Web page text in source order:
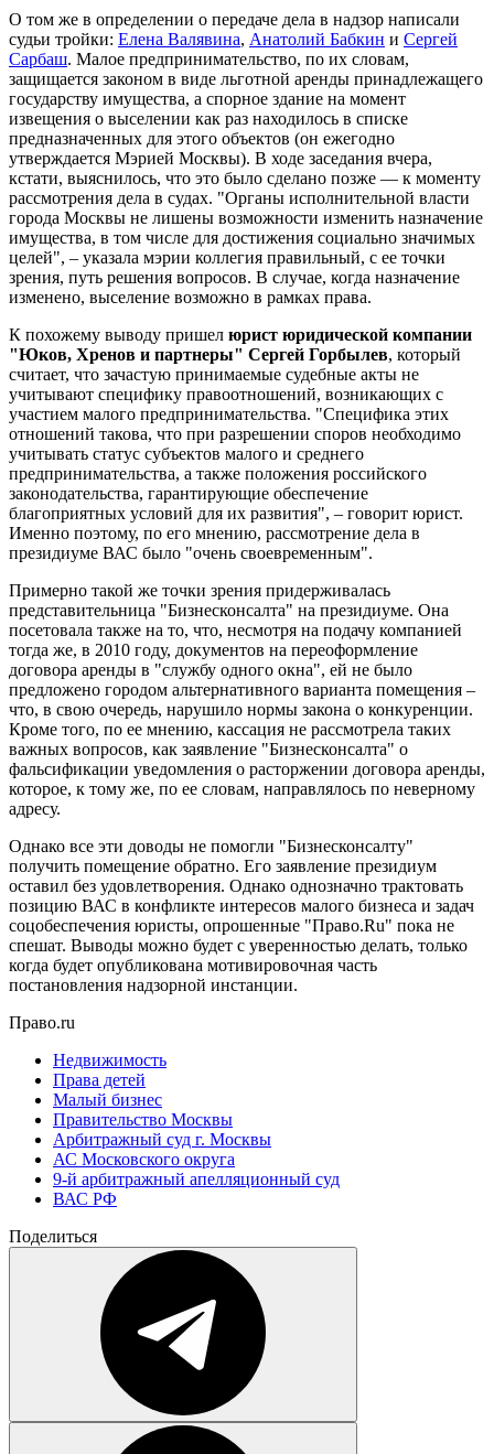
О том же в определении о передаче дела в надзор написали
судьи тройки: Елена Валявина, Анатолий Бабкин и Сергей
Сарбаш. Малое предпринимательство, по их словам,
защищается законом в виде льготной аренды принадлежащего
государству имущества, а спорное здание на момент
извещения о выселении как раз находилось в списке
предназначенных для этого объектов (он ежегодно
утверждается Мэрией Москвы). В ходе заседания вчера,
кстати, выяснилось, что это было сделано позже — к моменту
рассмотрения дела в судах. "Органы исполнительной власти
города Москвы не лишены возможности изменить назначение
имущества, в том числе для достижения социально значимых
целей", – указала мэрии коллегия правильный, с ее точки
зрения, путь решения вопросов. В случае, когда назначение
изменено, выселение возможно в рамках права.
К похожему выводу пришел юрист юридической компании
"Юков, Хренов и партнеры" Сергей Горбылев, который
считает, что зачастую принимаемые судебные акты не
учитывают специфику правоотношений, возникающих с
участием малого предпринимательства. "Специфика этих
отношений такова, что при разрешении споров необходимо
учитывать статус субъектов малого и среднего
предпринимательства, а также положения российского
законодательства, гарантирующие обеспечение
благоприятных условий для их развития", – говорит юрист.
Именно поэтому, по его мнению, рассмотрение дела в
президиуме ВАС было "очень своевременным".
Примерно такой же точки зрения придерживалась
представительница "Бизнесконсалта" на президиуме. Она
посетовала также на то, что, несмотря на подачу компанией
тогда же, в 2010 году, документов на переоформление
договора аренды в "службу одного окна", ей не было
предложено городом альтернативного варианта помещения –
что, в свою очередь, нарушило нормы закона о конкуренции.
Кроме того, по ее мнению, кассация не рассмотрела таких
важных вопросов, как заявление "Бизнесконсалта" о
фальсификации уведомления о расторжении договора аренды,
которое, к тому же, по ее словам, направлялось по неверному
адресу.
Однако все эти доводы не помогли "Бизнесконсалту"
получить помещение обратно. Его заявление президиум
оставил без удовлетворения. Однако однозначно трактовать
позицию ВАС в конфликте интересов малого бизнеса и задач
соцобеспечения юристы, опрошенные "Право.Ru" пока не
спешат. Выводы можно будет с уверенностью делать, только
когда будет опубликована мотивировочная часть
постановления надзорной инстанции.
Право.ru
Недвижимость
Права детей
Малый бизнес
Правительство Москвы
Арбитражный суд г. Москвы
АС Московского округа
9-й арбитражный апелляционный суд
ВАС РФ
Поделиться